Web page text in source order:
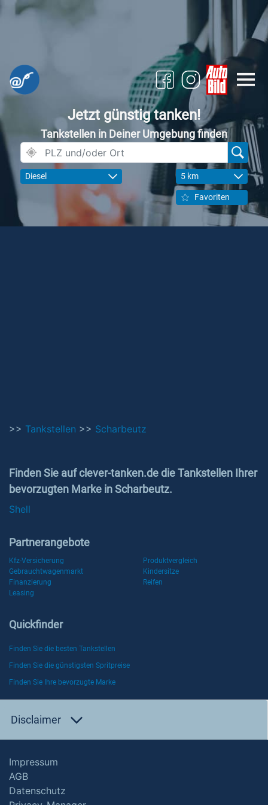
Jetzt günstig tanken!
Tankstellen in Deiner Umgebung finden
Diesel 5 km
Favoriten
>> Tankstellen >> Scharbeutz
Finden Sie auf clever-tanken.de die Tankstellen Ihrer
bevorzugten Marke in Scharbeutz.
Shell
Partnerangebote
Kfz-Versicherung
Produktvergleich
Gebrauchtwagenmarkt
Kindersitze
Finanzierung
Reifen
Leasing
Quickfinder
Finden Sie die besten Tankstellen
Finden Sie die günstigsten Spritpreise
Finden Sie Ihre bevorzugte Marke
Disclaimer
Impressum
AGB
Datenschutz